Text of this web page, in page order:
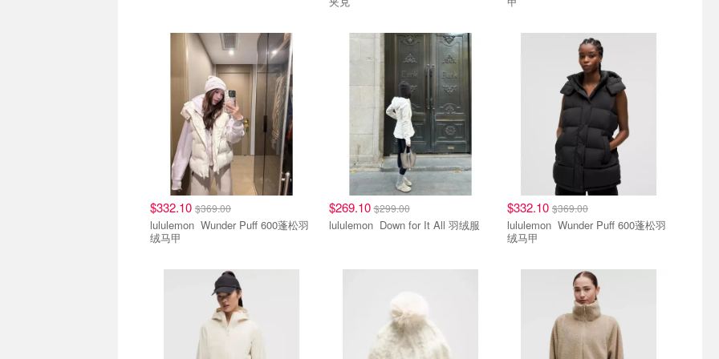
$332.10 $369.00
lululemon Wunder Puff 600蓬松羽
绒马甲
$269.10$299.00
lululemon Down for It All 羽绒服
$332.10 $369.00
lululemon Wunder Puff 600蓬松羽
绒马甲